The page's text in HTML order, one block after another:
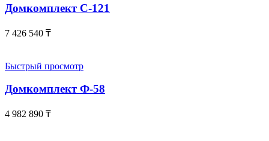
Домкомплект С-121
7 426 540 ₸
Быстрый просмотр
Домкомплект Ф-58
4 982 890 ₸